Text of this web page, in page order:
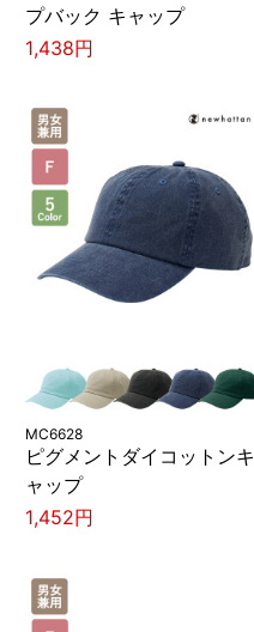
プバック キャップ
1,438円
MC6628
ピグメントダイコットンキ
ャップ
1,452円